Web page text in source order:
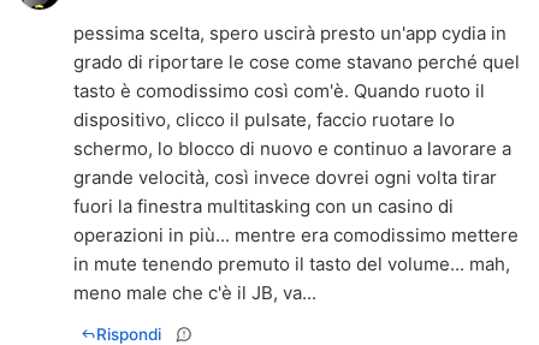
pessima scelta, spero uscirà presto un'app cydia in
grado di riportare le cose come stavano perché quel
tasto è comodissimo così com'è. Quando ruoto il
dispositivo, clicco il pulsate, faccio ruotare lo
schermo, lo blocco di nuovo e continuo a lavorare a
grande velocità, così invece dovrei ogni volta tirar
fuori la finestra multitasking con un casino di
operazioni in più... mentre era comodissimo mettere
in mute tenendo premuto il tasto del volume... mah,
meno male che c'è il JB, va...
Rispondi